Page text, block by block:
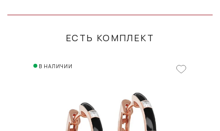
ЕСТЬ КОМПЛЕКТ
В НАЛИЧИИ